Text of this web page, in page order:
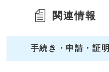
関連情報
手続き・申請・証明